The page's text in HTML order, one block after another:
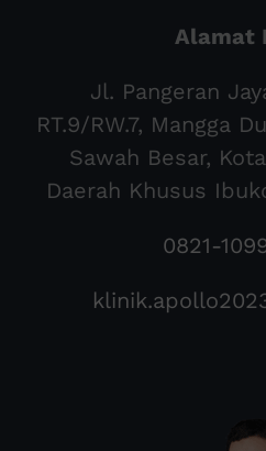
Alamat
Jl. Pangeran
RT.9/RW.7, Mangga
Sawah Besar,
Daerah Khusus
0821-